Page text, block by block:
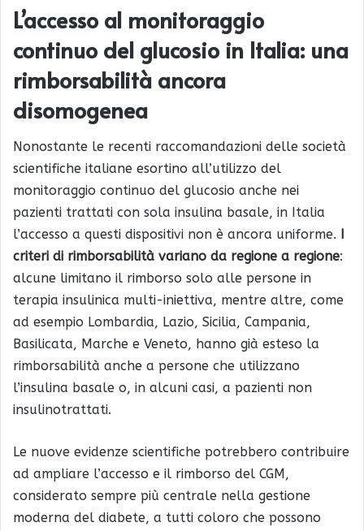
L’accesso al monitoraggio
continuo del glucosio in Italia: una
rimborsabilità ancora
disomogenea
Nonostante le recenti raccomandazioni delle società
scientifiche italiane esortino all’utilizzo del
monitoraggio continuo del glucosio anche nei
pazienti trattati con sola insulina basale, in Italia
l’accesso a questi dispositivi non è ancora uniforme. I
criteri di rimborsabilità variano da regione a regione:
alcune limitano il rimborso solo alle persone in
terapia insulinica multi-iniettiva, mentre altre, come
ad esempio Lombardia, Lazio, Sicilia, Campania,
Basilicata, Marche e Veneto, hanno già esteso la
rimborsabilità anche a persone che utilizzano
l’insulina basale o, in alcuni casi, a pazienti non
insulinotrattati.
Le nuove evidenze scientifiche potrebbero contribuire
ad ampliare l’accesso e il rimborso del CGM,
considerato sempre più centrale nella gestione
moderna del diabete, a tutti coloro che possono